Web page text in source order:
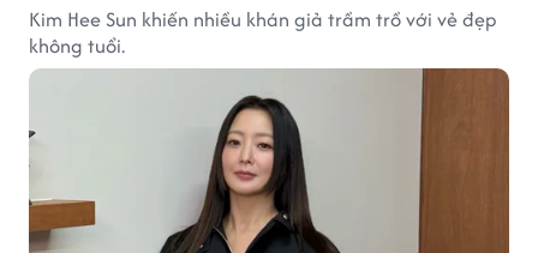
Kim Hee Sun khiến nhiều khán giả trầm trồ với vẻ đẹp
không tuổi.